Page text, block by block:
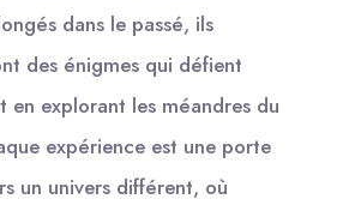
dans le passé, ils
des énigmes qui défient
en explorant les méandres du
expérience est une porte
un univers différent, où